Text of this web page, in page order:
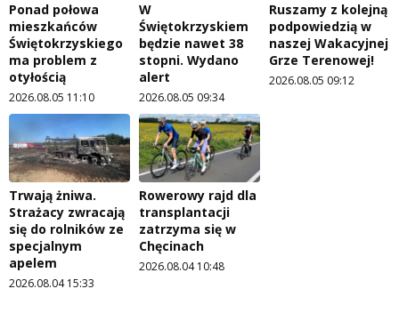
Ponad połowa
mieszkańców
Świętokrzyskiego
ma problem z
otyłością
2026.08.05 11:10
W
Świętokrzyskiem
będzie nawet 38
stopni. Wydano
alert
2026.08.05 09:34
Ruszamy z kolejną
podpowiedzią w
naszej Wakacyjnej
Grze Terenowej!
2026.08.05 09:12
Trwają żniwa.
Strażacy zwracają
się do rolników ze
specjalnym
apelem
2026.08.04 15:33
Rowerowy rajd dla
transplantacji
zatrzyma się w
Chęcinach
2026.08.04 10:48